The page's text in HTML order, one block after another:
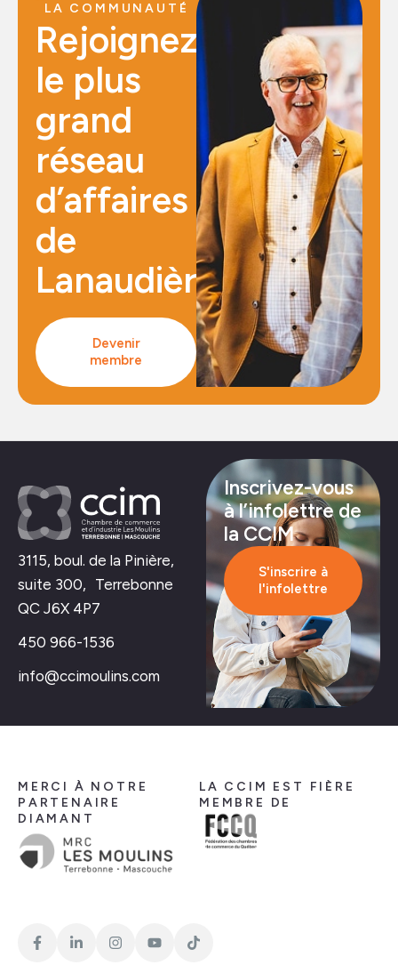
LA COMMUNAUTÉ
Rejoignez
le plus
grand
réseau
d’affaires
de
Lanaudière
Devenir
membre
3115, boul. de la Pinière,
suite 300, Terrebonne
QC J6X 4P7
450 966-1536
info@ccimoulins.com
Inscrivez-vous
à l’infolettre de
la CCIM
S'inscrire à
l'infolettre
MERCI À NOTRE
PARTENAIRE
DIAMANT
LA CCIM EST FIÈRE
MEMBRE DE